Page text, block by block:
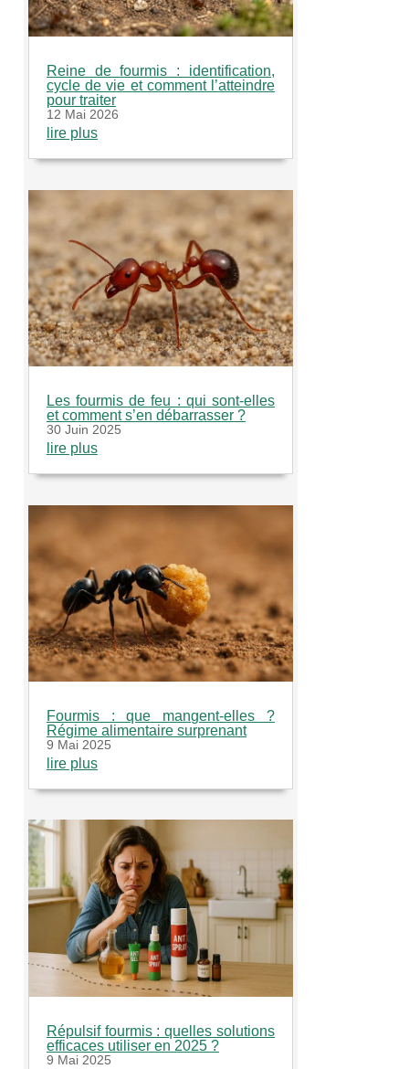
Reine de fourmis : identification,
cycle de vie et comment l’atteindre
pour traiter
12 Mai 2026
lire plus
Les fourmis de feu : qui sont-elles
et comment s’en débarrasser ?
30 Juin 2025
lire plus
Fourmis : que mangent-elles ?
Régime alimentaire surprenant
9 Mai 2025
lire plus
Répulsif fourmis : quelles solutions
efficaces utiliser en 2025 ?
9 Mai 2025